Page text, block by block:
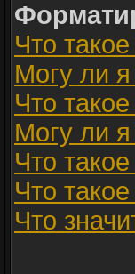
Что
Могу ли я
Что
Могу ли я
Что
Что
Что